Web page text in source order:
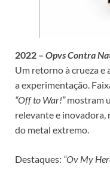
2022 – Opvs Contra
Um retorno à crueza e
a experimentação.
“Off to War!”mostram
relevante e inovadora,
do metal extremo.
Destaques: “Ov My